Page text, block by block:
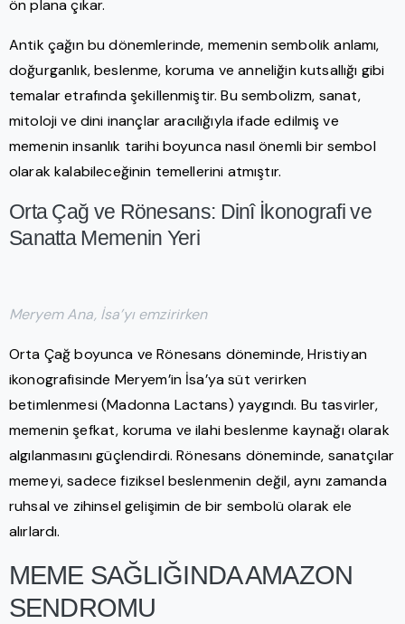
ön plana çıkar.
Antik çağın bu dönemlerinde, memenin sembolik anlamı,
doğurganlık, beslenme, koruma ve anneliğin kutsallığı gibi
temalar etrafında şekillenmiştir. Bu sembolizm, sanat,
mitoloji ve dini inançlar aracılığıyla ifade edilmiş ve
memenin insanlık tarihi boyunca nasıl önemli bir sembol
olarak kalabileceğinin temellerini atmıştır.
Orta Çağ ve Rönesans: Dinî İkonografi ve
Sanatta Memenin Yeri
Meryem Ana, İsa’yı emzirirken
Orta Çağ boyunca ve Rönesans döneminde, Hristiyan
ikonografisinde Meryem’in İsa’ya süt verirken
betimlenmesi (Madonna Lactans) yaygındı. Bu tasvirler,
memenin şefkat, koruma ve ilahi beslenme kaynağı olarak
algılanmasını güçlendirdi. Rönesans döneminde, sanatçılar
memeyi, sadece fiziksel beslenmenin değil, aynı zamanda
ruhsal ve zihinsel gelişimin de bir sembolü olarak ele
alırlardı.
MEME SAĞLIĞINDA AMAZON
SENDROMU